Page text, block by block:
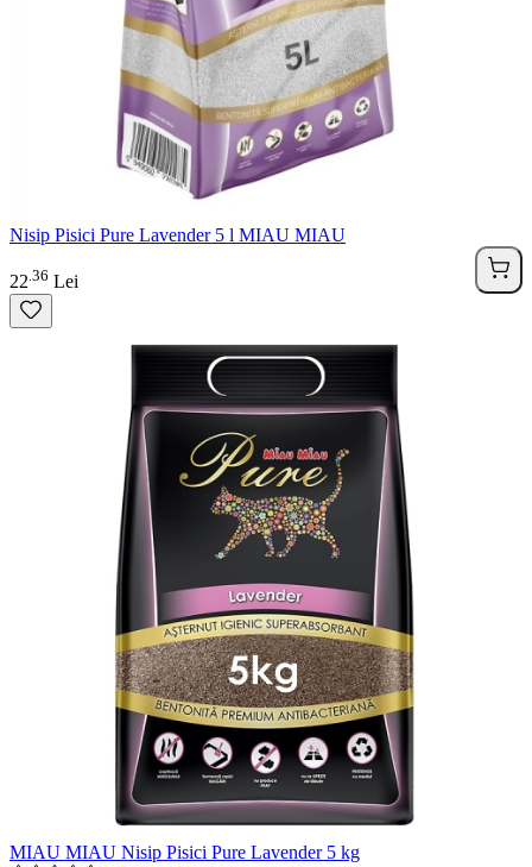
Nisip Pisici Pure Lavender 5 l MIAU MIAU
22 36 Lei
MIAU MIAU Nisip Pisici Pure Lavender 5 kg